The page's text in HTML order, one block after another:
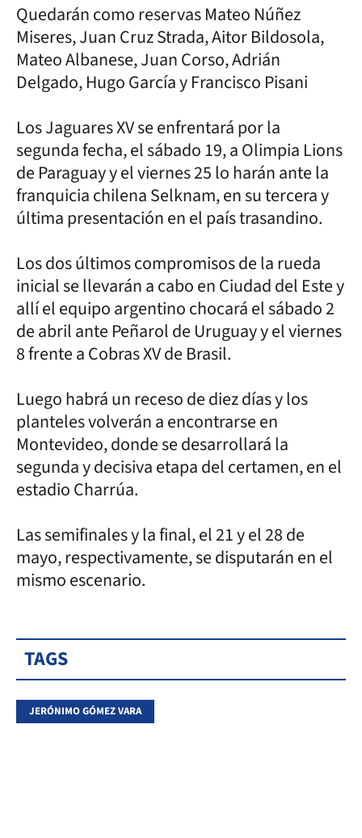
Quedarán como reservas Mateo Núñez
Miseres, Juan Cruz Strada, Aitor Bildosola,
Mateo Albanese, Juan Corso, Adrián
Delgado, Hugo García y Francisco Pisani
Los Jaguares XV se enfrentará por la
segunda fecha, el sábado 19, a Olimpia Lions
de Paraguay y el viernes 25 lo harán ante la
franquicia chilena Selknam, en su tercera y
última presentación en el país trasandino.
Los dos últimos compromisos de la rueda
inicial se llevarán a cabo en Ciudad del Este y
allí el equipo argentino chocará el sábado 2
de abril ante Peñarol de Uruguay y el viernes
8 frente a Cobras XV de Brasil.
Luego habrá un receso de diez días y los
planteles volverán a encontrarse en
Montevideo, donde se desarrollará la
segunda y decisiva etapa del certamen, en el
estadio Charrúa.
Las semifinales y la final, el 21 y el 28 de
mayo, respectivamente, se disputarán en el
mismo escenario.
TAGS
JERÓNIMO GÓMEZ VARA